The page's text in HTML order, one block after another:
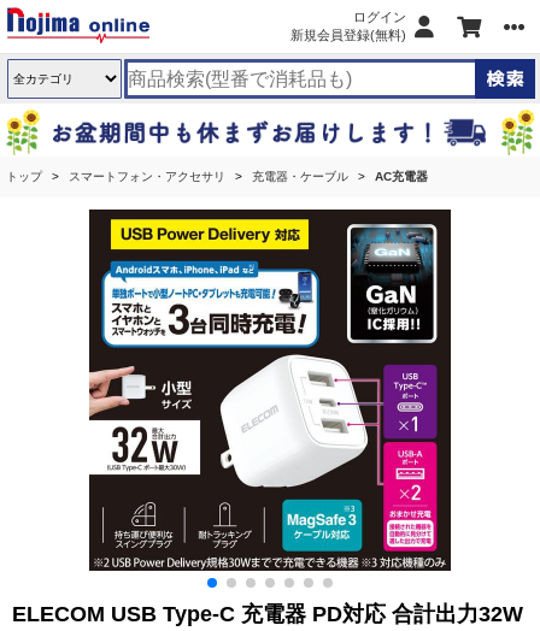
ログイン
新規会員登録(無料)
トップ スマートフォン・アクセサリ 充電器・ケーブル AC充電器
ELECOM USB Type-C 充電器 PD対応 合計出力32W